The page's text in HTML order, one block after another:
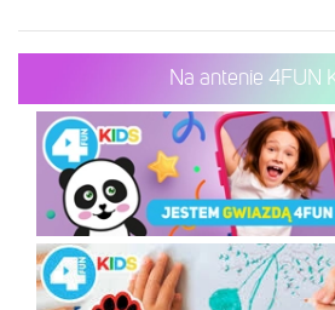
Na antenie 4FUN